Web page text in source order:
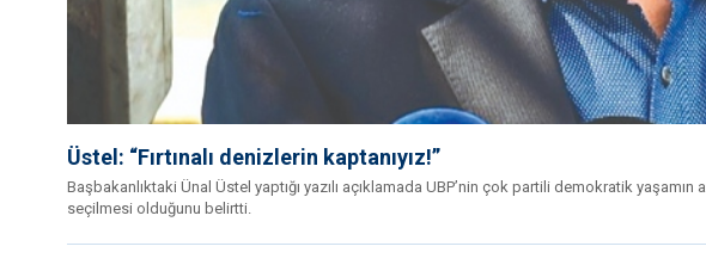
Üstel: “Fırtınalı denizlerin kaptanıyız!”
Başbakanlıktaki Ünal Üstel yaptığı yazılı açıklamada UBP’nin çok partili demokratik
seçilmesi olduğunu belirtti.